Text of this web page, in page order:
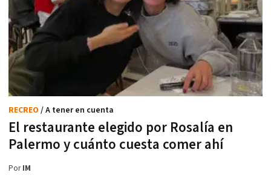
El restaurante elegido por Rosalía en
Palermo y cuánto cuesta comer ahí
RECREO / A tener en cuenta
PorIM